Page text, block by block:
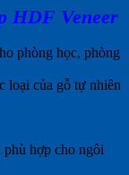
HDF Veneer
phòng học, phòng
loại của gỗ tự nhiên
phù hợp cho ngôi